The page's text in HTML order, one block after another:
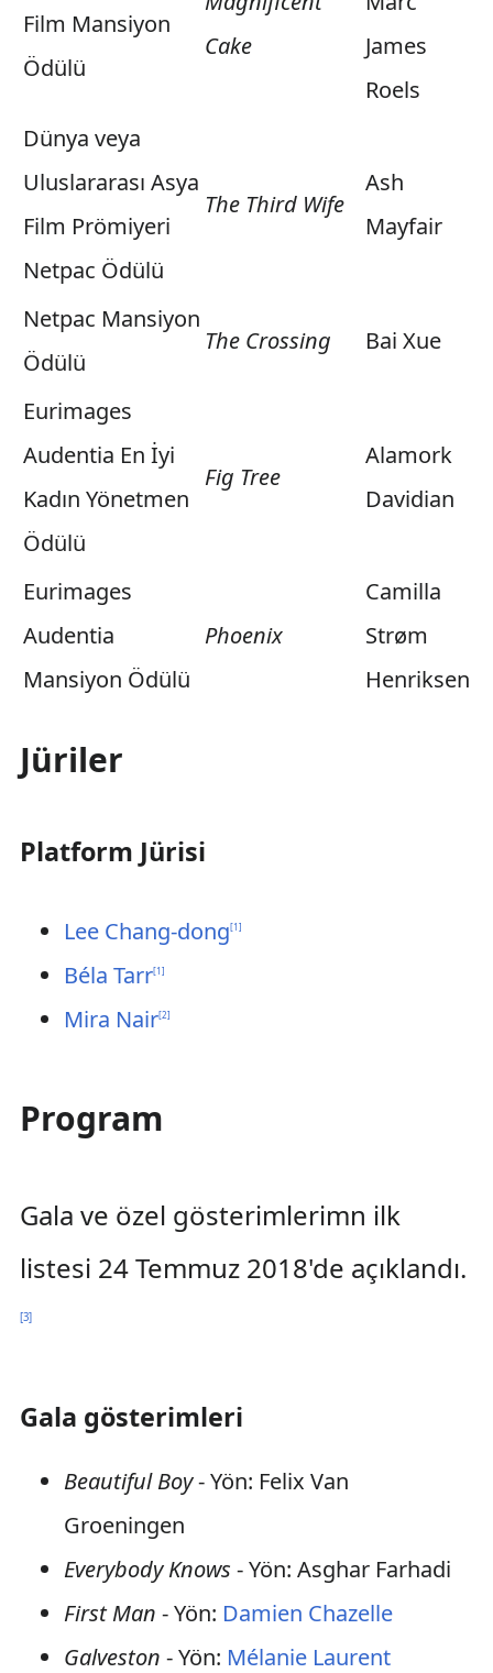
Film Mansiyon
Ödülü
Cake
James
Roels
Dünya veya
Uluslararası Asya
Film Prömiyeri
Netpac Ödülü
The Third Wife
Ash
Mayfair
Netpac Mansiyon
Ödülü
The Crossing Bai Xue
Eurimages
Audentia En İyi
Kadın Yönetmen
Ödülü
Fig Tree
Alamork
Davidian
Eurimages
Audentia
Mansiyon Ödülü
Phoenix
Camilla
Strøm
Henriksen
Jüriler
Platform Jürisi
Lee Chang-dong[1]
Béla Tarr[1]
Mira Nair[2]
Program
Gala ve özel gösterimlerimn ilk
listesi 24 Temmuz 2018'de açıklandı.
[3]
Gala gösterimleri
Beautiful Boy- Yön: Felix Van
Groeningen
Everybody Knows - Yön: Asghar Farhadi
First Man - Yön: Damien Chazelle
Galveston - Yön: Mélanie Laurent